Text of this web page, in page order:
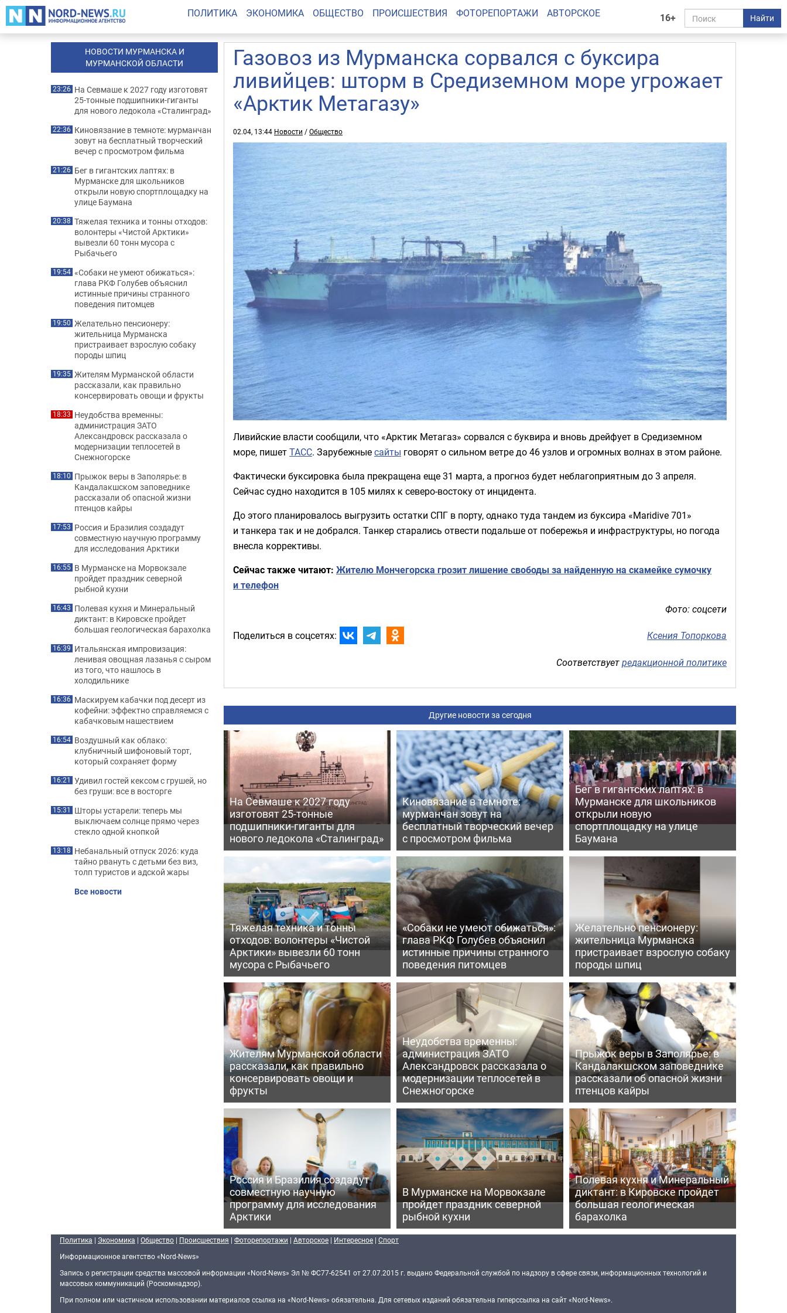
16+ Найти
ПОЛИТИКА ЭКОНОМИКА ОБЩЕСТВО ПРОИСШЕСТВИЯ ФОТОРЕПОРТАЖИ АВТОРСКОЕ
Газовоз из Мурманска сорвался с буксира
ливийцев: шторм в Средиземном море угрожает
«Арктик Метагазу»
02.04, 13:44 Новости /Общество
Ливийские власти сообщили, что «Арктик Метагаз» сорвался с буквира и вновь дрейфует в Средиземном
море, пишетТАСС. Зарубежныесайты говорят о сильном ветре до 46 узлов и огромных волнах в этом районе.
Фактически буксировка была прекращена еще 31 марта, а прогноз будет неблагоприятным до 3 апреля.
Сейчас судно находится в 105 милях к северо-востоку от инцидента.
До этого планировалось выгрузить остатки СПГ в порту, однако туда тандем из буксира «Maridive 701»
и танкера так и не добрался. Танкер старались отвести подальше от побережья и инфраструктуры, но погода
внесла коррективы.
Сейчас также читают: Жителю Мончегорска грозит лишение свободы за найденную на скамейке сумочку
и телефон
Фото: соцсети
Поделиться в соцсетях: Ксения Топоркова
Соответствуетредакционной политике
Другие новости за сегодня
На Севмаше к 2027 году
изготовят 25-тонные
подшипники-гиганты для
нового ледокола «Сталинград»
Киновязание в темноте:
мурманчан зовут на
бесплатный творческий вечер
с просмотром фильма
Бег в гигантских лаптях: в
Мурманске для школьников
открыли новую
спортплощадку на улице
Баумана
Тяжелая техника и тонны
отходов: волонтеры «Чистой
Арктики» вывезли 60 тонн
мусора с Рыбачьего
«Собаки не умеют обижаться»:
глава РКФ Голубев объяснил
истинные причины странного
поведения питомцев
Желательно пенсионеру:
жительница Мурманска
пристраивает взрослую собаку
породы шпиц
Жителям Мурманской области
рассказали, как правильно
консервировать овощи и
фрукты
Неудобства временны:
администрация ЗАТО
Александровск рассказала о
модернизации теплосетей в
Снежногорске
Прыжок веры в Заполярье: в
Кандалакшском заповеднике
рассказали об опасной жизни
птенцов кайры
Россия и Бразилия создадут
совместную научную
программу для исследования
Арктики
В Мурманске на Морвокзале
пройдет праздник северной
рыбной кухни
Полевая кухня и Минеральный
диктант: в Кировске пройдет
большая геологическая
барахолка
НОВОСТИ МУРМАНСКА И
МУРМАНСКОЙ ОБЛАСТИ
23:26 На Севмаше к 2027 году изготовят
25-тонные подшипники-гиганты
для нового ледокола «Сталинград»
22:36 Киновязание в темноте: мурманчан
зовут на бесплатный творческий
вечер с просмотром фильма
21:26 Бег в гигантских лаптях: в
Мурманске для школьников
открыли новую спортплощадку на
улице Баумана
20:38 Тяжелая техника и тонны отходов:
волонтеры «Чистой Арктики»
вывезли 60 тонн мусора с
Рыбачьего
19:54 «Собаки не умеют обижаться»:
глава РКФ Голубев объяснил
истинные причины странного
поведения питомцев
19:50 Желательно пенсионеру:
жительница Мурманска
пристраивает взрослую собаку
породы шпиц
19:35 Жителям Мурманской области
рассказали, как правильно
консервировать овощи и фрукты
18:33 Неудобства временны:
администрация ЗАТО
Александровск рассказала о
модернизации теплосетей в
Снежногорске
18:10 Прыжок веры в Заполярье: в
Кандалакшском заповеднике
рассказали об опасной жизни
птенцов кайры
17:53 Россия и Бразилия создадут
совместную научную программу
для исследования Арктики
16:55 В Мурманске на Морвокзале
пройдет праздник северной
рыбной кухни
16:43 Полевая кухня и Минеральный
диктант: в Кировске пройдет
большая геологическая барахолка
16:39 Итальянская импровизация:
ленивая овощная лазанья с сыром
из того, что нашлось в
холодильнике
16:36 Маскируем кабачки под десерт из
кофейни: эффектно справляемся с
кабачковым нашествием
16:54 Воздушный как облако:
клубничный шифоновый торт,
который сохраняет форму
16:21 Удивил гостей кексом с грушей, но
без груши: все в восторге
15:31 Шторы устарели: теперь мы
выключаем солнце прямо через
стекло одной кнопкой
13:18 Небанальный отпуск 2026: куда
тайно рвануть с детьми без виз,
толп туристов и адской жары
Все новости
Политика | Экономика | Общество | Происшествия | Фоторепортажи | Авторское | Интересное | Спорт
Информационное агентство «Nord-News»
Запись о регистрации средства массовой информации «Nord-News» Эл № ФС77-62541 от 27.07.2015 г. выдано Федеральной службой по надзору в сфере связи, информационных технологий и
массовых коммуникаций (Роскомнадзор).
При полном или частичном использовании материалов ссылка на «Nord-News» обязательна. Для сетевых изданий обязательна гиперссылка на сайт «Nord-News».